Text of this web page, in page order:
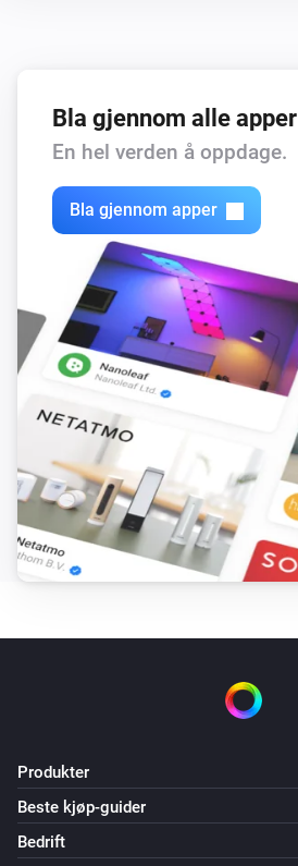
Bla gjennom alle apper
En hel verden å oppdage.
Bla gjennom apper
Produkter
Beste kjøp-guider
Bedrift